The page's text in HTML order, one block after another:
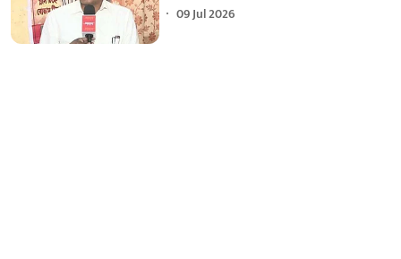
09 Jul 2026